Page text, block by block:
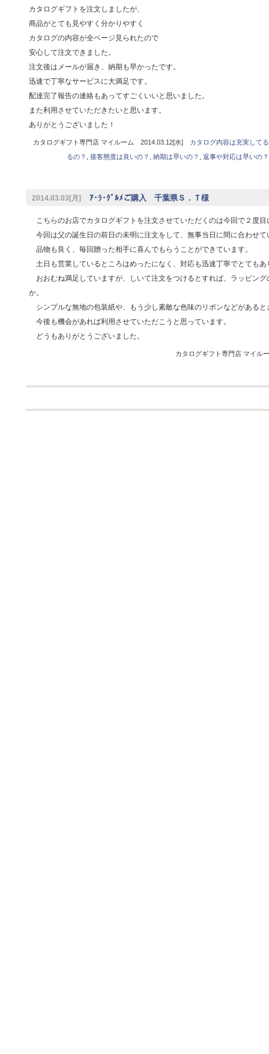
カタログギフトを注文しましたが、
商品がとても見やすく分かりやすく
カタログの内容が全ページ見られたので
安心して注文できました。
注文後はメールが届き、納期も早かったです。
迅速で丁寧なサービスに大満足です。
配達完了報告の連絡もあってすごくいいと思いました。
また利用させていただきたいと思います。
ありがとうございました！
カタログギフト専門店 マイルーム 2014.03.12[水]
カタログ内容は充実して
るの？
接客態度は良いの？ 納期は早いの？ 返事や対応は早いの？
2014.03.03[月] ｱ･ﾗ･ｸﾞﾙﾒご購入 千葉県Ｓ．Ｔ様
こちらのお店でカタログギフトを注文させていただくのは今回で２度目
今回は父の誕生日の前日の未明に注文をして、無事当日に間に合わせて
品物も良く、毎回贈った相手に喜んでもらうことができています。
土日も営業しているところはめったになく、対応も迅速丁寧でとてもあ
おおむね満足していますが、しいて注文をつけるとすれば、ラッピング
か。
シンプルな無地の包装紙や、もう少し素敵な色味のリボンなどがあると
今後も機会があれば利用させていただこうと思っています。
どうもありがとうございました。
カタログギフト専門店 マイ